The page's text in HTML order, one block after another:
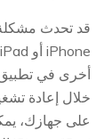
قد تحدث مشكلة
أخرى في تطبيق
خلال إعادة
على جهازك،